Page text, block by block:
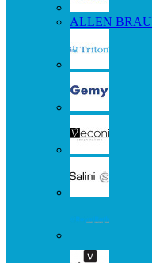
ALLEN BRAU